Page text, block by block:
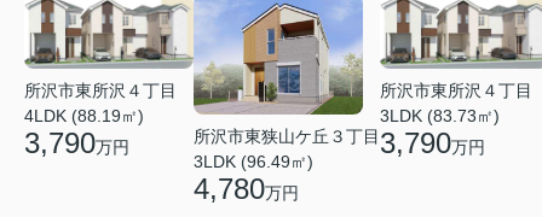
所沢市東所沢４丁目
4LDK (88.19㎡)
3,790万円
所沢市東狭山ケ丘３丁目
3LDK (96.49㎡)
4,780万円
所沢市東所沢４丁目
3LDK (83.73㎡)
3,790万円